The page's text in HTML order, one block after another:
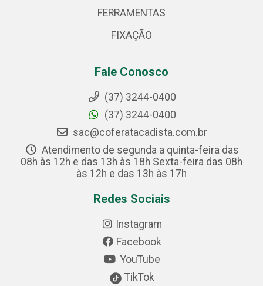
FERRAMENTAS
FIXAÇÃO
Fale Conosco
(37) 3244-0400
(37) 3244-0400
sac@coferatacadista.com.br
Atendimento de segunda a quinta-feira das
08h às 12h e das 13h às 18h Sexta-feira das 08h
às 12h e das 13h às 17h
Redes Sociais
Instagram
Facebook
YouTube
TikTok